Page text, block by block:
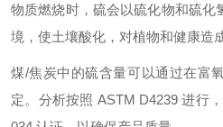
物质燃烧时，硫会以硫化物和硫化
境，使土壤酸化，对植物和健康造
煤/焦炭中的硫含量可以通过在富
定。分析按照 ASTM D4239进行